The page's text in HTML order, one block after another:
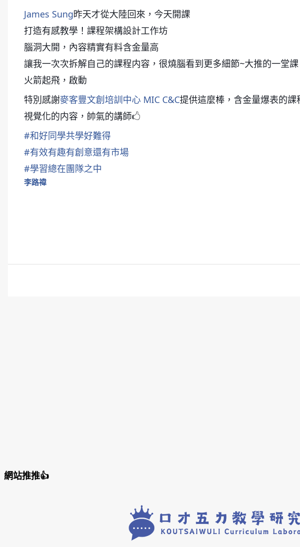
James Sung昨天才從大陸回來，今天開課
打造有感教學！課程架構設計工作坊
腦洞大開，內容精實有料含金量高
讓我一次次拆解自己的課程内容，很燒腦看到更多細節~大推的一堂課
火箭起飛，啟動
特別感謝麥客豐文創培訓中心 MIC C&C提供這麼棒，含金量爆表的課
視覺化的内容，帥氣的講師🖒
#和好同學共學好難得
#有效有趣有創意還有市場
#學習總在團隊之中
李路禕
網站推推👍